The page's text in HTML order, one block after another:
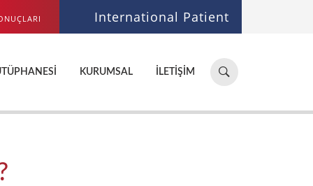
International Patient
Hastane,
doktor,
ara...
KURUMSAL İLETIŞIM